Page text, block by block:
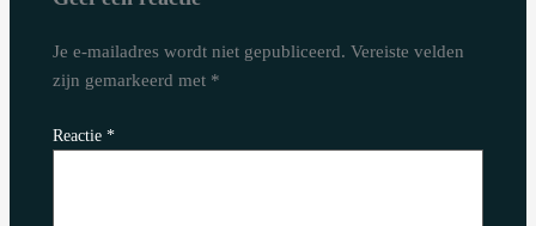
Je e-mailadres wordt niet gepubliceerd. Vereiste velden
zijn gemarkeerd met *
Reactie*